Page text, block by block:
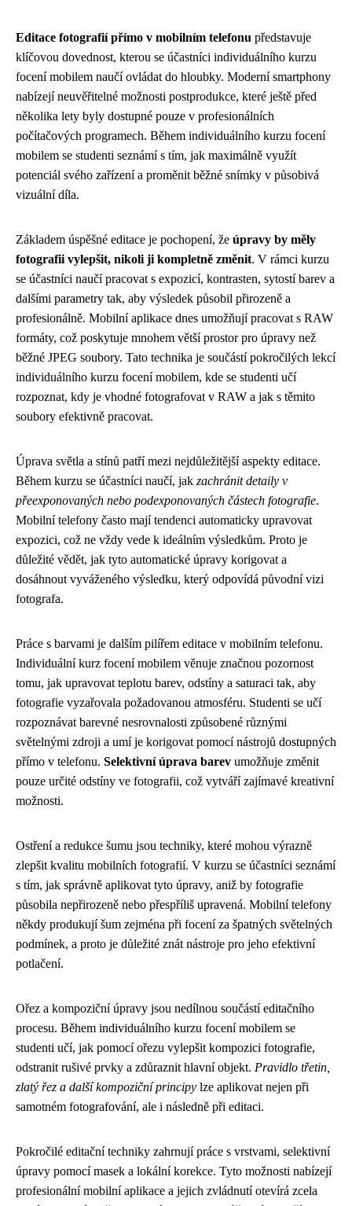
Editace fotografií přímo v mobilním telefonu představuje
klíčovou dovednost, kterou se účastníci individuálního kurzu
focení mobilem naučí ovládat do hloubky. Moderní smartphony
nabízejí neuvěřitelné možnosti postprodukce, které ještě před
několika lety byly dostupné pouze v profesionálních
počítačových programech. Během individuálního kurzu focení
mobilem se studenti seznámí s tím, jak maximálně využít
potenciál svého zařízení a proměnit běžné snímky v působivá
vizuální díla.
Základem úspěšné editace je pochopení, že úpravy by měly
fotografii vylepšit, nikoli ji kompletně změnit. V rámci kurzu
se účastníci naučí pracovat s expozicí, kontrasten, sytostí barev a
dalšími parametry tak, aby výsledek působil přirozeně a
profesionálně. Mobilní aplikace dnes umožňují pracovat s RAW
formáty, což poskytuje mnohem větší prostor pro úpravy než
běžné JPEG soubory. Tato technika je součástí pokročilých lekcí
individuálního kurzu focení mobilem, kde se studenti učí
rozpoznat, kdy je vhodné fotografovat v RAW a jak s těmito
soubory efektivně pracovat.
Úprava světla a stínů patří mezi nejdůležitější aspekty editace.
Během kurzu se účastníci naučí, jak zachránit detaily v
přeexponovaných nebo podexponovaných částech fotografie.
Mobilní telefony často mají tendenci automaticky upravovat
expozici, což ne vždy vede k ideálním výsledkům. Proto je
důležité vědět, jak tyto automatické úpravy korigovat a
dosáhnout vyváženého výsledku, který odpovídá původní vizi
fotografa.
Práce s barvami je dalším pilířem editace v mobilním telefonu.
Individuální kurz focení mobilem věnuje značnou pozornost
tomu, jak upravovat teplotu barev, odstíny a saturaci tak, aby
fotografie vyzařovala požadovanou atmosféru. Studenti se učí
rozpoznávat barevné nesrovnalosti způsobené různými
světelnými zdroji a umí je korigovat pomocí nástrojů dostupných
přímo v telefonu. Selektivní úprava barev umožňuje změnit
pouze určité odstíny ve fotografii, což vytváří zajímavé kreativní
možnosti.
Ostření a redukce šumu jsou techniky, které mohou výrazně
zlepšit kvalitu mobilních fotografií. V kurzu se účastníci seznámí
s tím, jak správně aplikovat tyto úpravy, aniž by fotografie
působila nepřirozeně nebo přespříliš upravená. Mobilní telefony
někdy produkují šum zejména při focení za špatných světelných
podmínek, a proto je důležité znát nástroje pro jeho efektivní
potlačení.
Ořez a kompoziční úpravy jsou nedílnou součástí editačního
procesu. Během individuálního kurzu focení mobilem se
studenti učí, jak pomocí ořezu vylepšit kompozici fotografie,
odstranit rušivé prvky a zdůraznit hlavní objekt. Pravidlo třetin,
zlatý řez a další kompoziční principy lze aplikovat nejen při
samotném fotografování, ale i následně při editaci.
Pokročilé editační techniky zahrnují práce s vrstvami, selektivní
úpravy pomocí masek a lokální korekce. Tyto možnosti nabízejí
profesionální mobilní aplikace a jejich zvládnutí otevírá zcela